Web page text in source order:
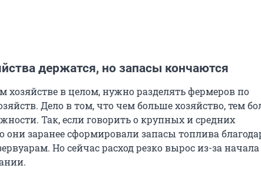
держатся, но запасы кончаются
хозяйстве в целом, нужно разделять фермеров по
Дело в том, что чем больше хозяйство, тем
Так, если говорить о крупных и средних
они заранее сформировали запасы топлива
Но сейчас расход резко вырос из-за начала